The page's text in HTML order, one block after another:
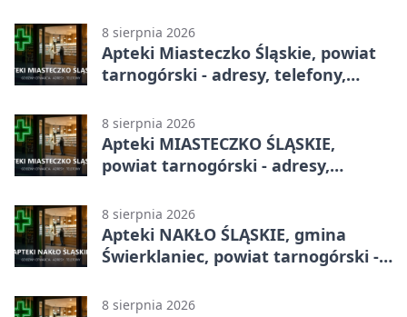
8 sierpnia 2026
Apteki Miasteczko Śląskie, powiat
tarnogórski - adresy, telefony,
8 sierpnia 2026
Apteki MIASTECZKO ŚLĄSKIE,
powiat tarnogórski - adresy,
8 sierpnia 2026
Apteki NAKŁO ŚLĄSKIE, gmina
Świerklaniec, powiat tarnogórski -
8 sierpnia 2026